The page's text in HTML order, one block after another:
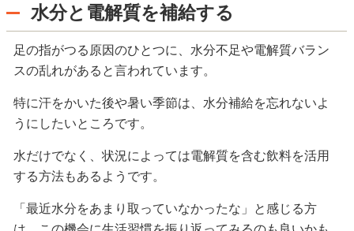
水分と電解質を補給する
足の指がつる原因のひとつに、水分不足や電解質バラン
スの乱れがあると言われています。
特に汗をかいた後や暑い季節は、水分補給を忘れないよ
うにしたいところです。
水だけでなく、状況によっては電解質を含む飲料を活用
する方法もあるようです。
「最近水分をあまり取っていなかったな」と感じる方